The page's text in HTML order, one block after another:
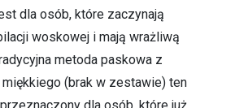
dla osób, które zaczynają
woskowej i mają wrażliwą
metoda paskowa z
(brak w zestawie) ten